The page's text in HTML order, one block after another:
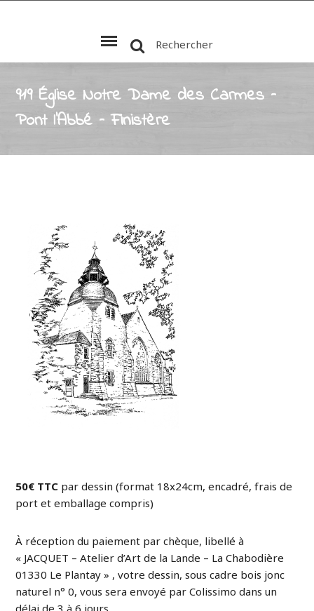
Rechercher
919 Église Notre Dame des Carmes –
Pont l’Abbé – Finistère
50€ TTC par dessin (format 18x24cm, encadré, frais de
port et emballage compris)
À réception du paiement par chèque, libellé à
« JACQUET – Atelier d’Art de la Lande – La Chabodière
01330 Le Plantay » , votre dessin, sous cadre bois jonc
naturel n° 0, vous sera envoyé par Colissimo dans un
délai de 3 à 6 jours.